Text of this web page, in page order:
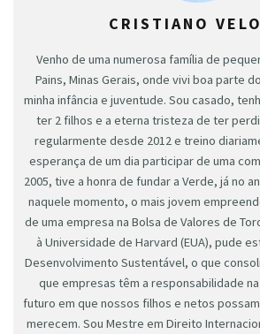
CRISTIANO
Venho de uma numerosa família de
Pains, Minas Gerais, onde vivi boa parte
minha infância e juventude. Sou casado,
ter 2 filhos e a eterna tristeza de ter
regularmente desde 2012 e treino
esperança de um dia participar de uma
2005, tive a honra de fundar a Verde, já no
naquele momento, o mais jovem
de uma empresa na Bolsa de Valores de
à Universidade de Harvard (EUA), pude
Desenvolvimento Sustentável, o que
que empresas têm a responsabilidade
futuro em que nossos filhos e netos
merecem. Sou Mestre em Direito